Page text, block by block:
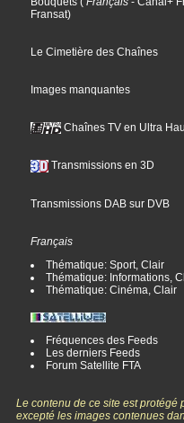
Fransat)
Le Cimetière des Chaînes
Images manquantes
Chaînes TV en Ultra
Transmissions en 3D
Transmissions DAB sur DVB
Français
Thématique: Sport, Clair
Thématique: Informations,
Thématique: Cinéma, Clair
Fréquences des Feeds
Les derniers Feeds
Forum Satellite FTA
Le contenu de ce site est protégé
excepté les images contenues